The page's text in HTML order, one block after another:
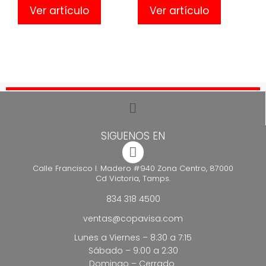
Ver artículo Ver artículo
SIGUENOS EN
Calle Francisco I. Madero #940 Zona Centro, 87000
Cd Victoria, Tamps.
834 318 4500
ventas@copavisa.com
Lunes a Viernes – 8:30 a 7:15
Sábado – 9:00 a 2:30